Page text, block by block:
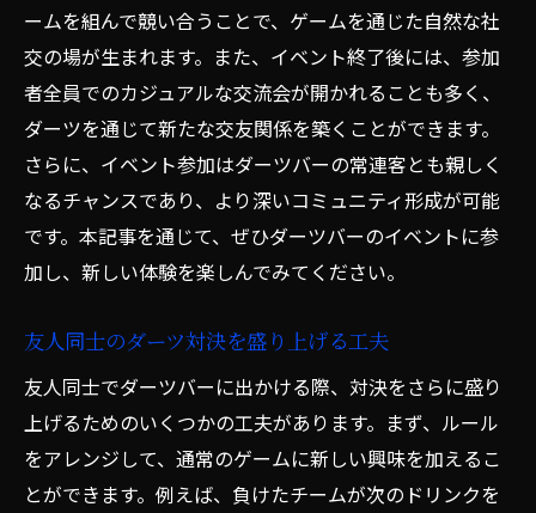
ームを組んで競い合うことで、ゲームを通じた自然な社
交の場が生まれます。また、イベント終了後には、参加
者全員でのカジュアルな交流会が開かれることも多く、
ダーツを通じて新たな交友関係を築くことができます。
さらに、イベント参加はダーツバーの常連客とも親しく
なるチャンスであり、より深いコミュニティ形成が可能
です。本記事を通じて、ぜひダーツバーのイベントに参
加し、新しい体験を楽しんでみてください。
友人同士のダーツ対決を盛り上げる工夫
友人同士でダーツバーに出かける際、対決をさらに盛り
上げるためのいくつかの工夫があります。まず、ルール
をアレンジして、通常のゲームに新しい興味を加えるこ
とができます。例えば、負けたチームが次のドリンクを